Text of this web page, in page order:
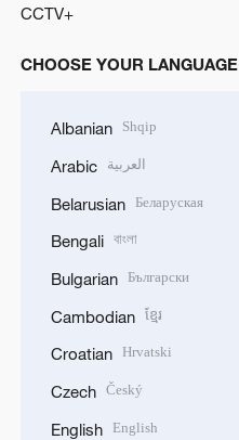
CCTV+
CHOOSE YOUR LANGUAGE
Albanian Shqip
Arabic العربية
Belarusian Беларуская
Bengali বাংলা
Bulgarian Български
Cambodian ខ្មែរ
Croatian Hrvatski
Czech Český
English English